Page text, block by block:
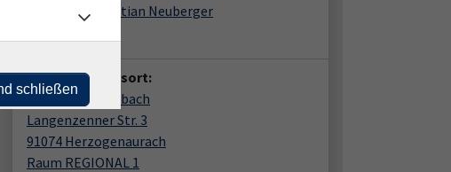
Christian Neuberger
Veranstaltungsort:
vhs am Weihersbach
Langenzenner Str. 3
91074 Herzogenaurach
Raum REGIONAL 1
schließen